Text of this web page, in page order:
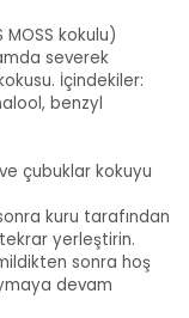
MOSS kokulu)
severek
İçindekiler:
benzyl
çubuklar kokuyu
kuru tarafından
yerleştirin.
sonra hoş
devam